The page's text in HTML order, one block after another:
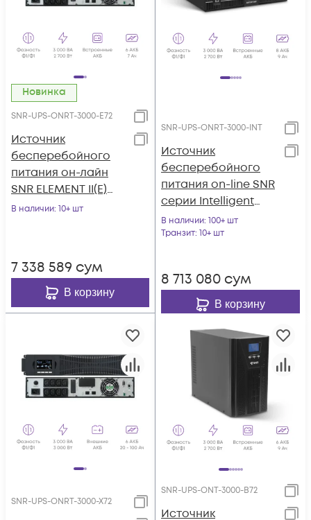
Новинка
SNR-UPS-ONRT-3000-E72
Источник
бесперебойного
питания он-лайн
SNR ELEMENT II(E)
3000ВА/2700Вт, 1ф:1ф
В наличии: 10+ шт
7 338 589 сум
В корзину
SNR-UPS-ONRT-3000-INT
Источник
бесперебойного
питания on-line SNR
серии Intelligent
3000 VA, 96VDC
В наличии: 100+ шт
Транзит: 10+ шт
8 713 080 сум
В корзину
SNR-UPS-ONRT-3000-X72
SNR-UPS-ONT-3000-B72
Источник